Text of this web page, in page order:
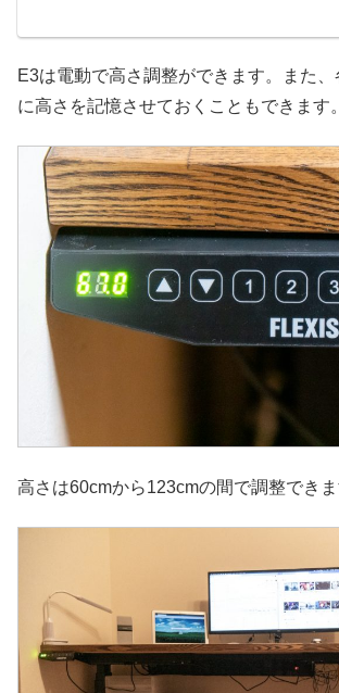
E3は電動で高さ調整ができます。また
に高さを記憶させておくこともできます。
高さは60cmから123cmの間で調整できま